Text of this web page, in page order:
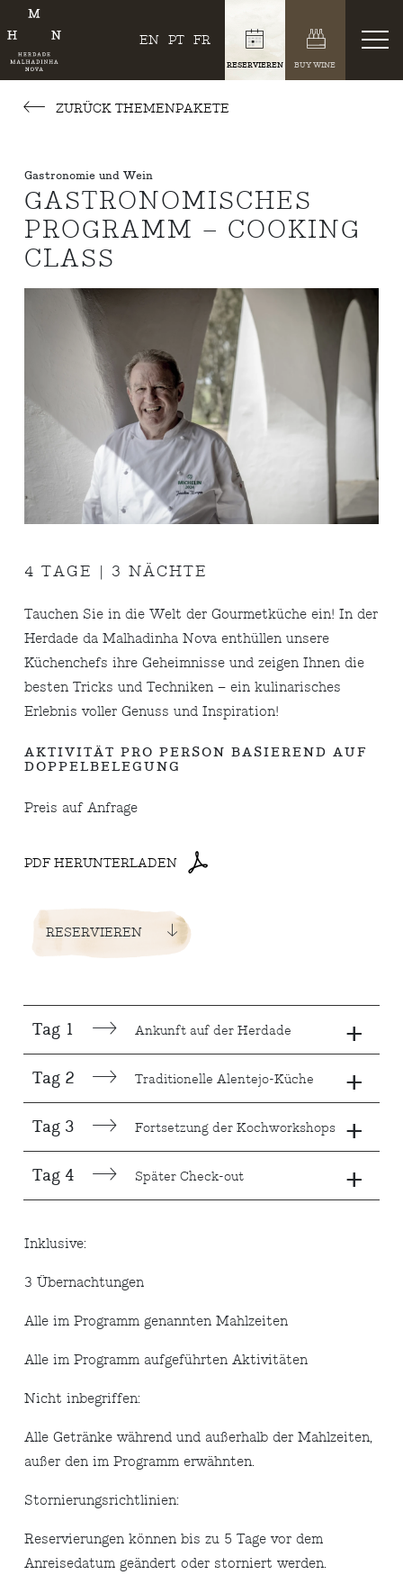
EN PT FR
RESERVIEREN BUY WINE
ZURÜCK THEMENPAKETE
Gastronomie und Wein
GASTRONOMISCHES
PROGRAMM – COOKING
CLASS
4 TAGE | 3 NÄCHTE
Tauchen Sie in die Welt der Gourmetküche ein! In der
Herdade da Malhadinha Nova enthüllen unsere
Küchenchefs ihre Geheimnisse und zeigen Ihnen die
besten Tricks und Techniken – ein kulinarisches
Erlebnis voller Genuss und Inspiration!
AKTIVITÄT PRO PERSON BASIEREND AUF
DOPPELBELEGUNG
Preis auf Anfrage
PDF HERUNTERLADEN
RESERVIEREN
+
Tag 1 Ankunft auf der Herdade
+
Tag 2 Traditionelle Alentejo-Küche
+
Tag 3 Fortsetzung der Kochworkshops
+
Tag 4 Später Check-out
Inklusive:
3 Übernachtungen
Alle im Programm genannten Mahlzeiten
Alle im Programm aufgeführten Aktivitäten
Nicht inbegriffen:
Alle Getränke während und außerhalb der Mahlzeiten,
außer den im Programm erwähnten.
Stornierungsrichtlinien:
Reservierungen können bis zu 5 Tage vor dem
Anreisedatum geändert oder storniert werden.